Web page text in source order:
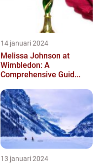
14 januari 2024
Melissa Johnson at
Wimbledon: A
Comprehensive Guid...
13 januari 2024